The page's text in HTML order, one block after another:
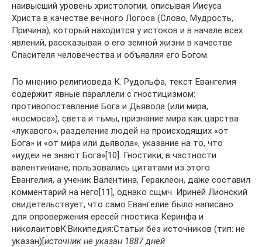
наивысший уровень христологии, описывая Иисуса
Христа в качестве вечного Логоса (Слово, Мудрость,
Причина), который находится у истоков и в начале всех
явлений, рассказывая о его земной жизни в качестве
Спасителя человечества и объявляя его Богом.
По мнению религиоведа К. Рудольфа, текст Евангелия
содержит явные параллели с гностицизмом:
противопоставление Бога и Дьявола (или мира,
«космоса»), света и тьмы, признание мира как царства
«лукавого», разделение людей на происходящих «от
Бога» и «от мира или дьявола», указание на то, что
«иудеи не знают Бога»[10]. Гностики, в частности
валентиниане, пользовались цитатами из этого
Евангелия, а ученик Валентина, Гераклеон, даже составил
комментарий на него[11], однако сщмч. Ириней Лионский
свидетельствует, что само Евангелие было написано
для опровержения ересей гностика Керинфа и
николаитовК:Википедия:Статьи без источников (тип: не
указан)[источник не указан 1887 дней